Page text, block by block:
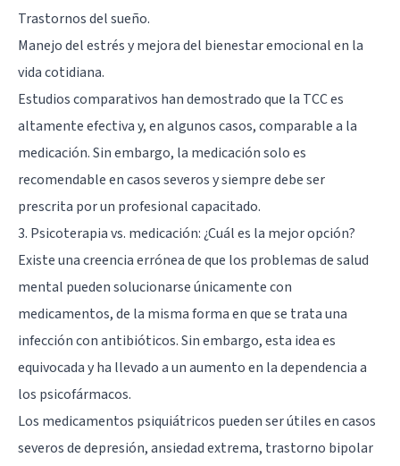
Trastornos del sueño.
Manejo del estrés y mejora del bienestar emocional en la
vida cotidiana.
Estudios comparativos han demostrado que la TCC es
altamente efectiva y, en algunos casos, comparable a la
medicación. Sin embargo, la medicación solo es
recomendable en casos severos y siempre debe ser
prescrita por un profesional capacitado.
3. Psicoterapia vs. medicación: ¿Cuál es la mejor opción?
Existe una creencia errónea de que los problemas de salud
mental pueden solucionarse únicamente con
medicamentos, de la misma forma en que se trata una
infección con antibióticos. Sin embargo, esta idea es
equivocada y ha llevado a un aumento en la dependencia a
los psicofármacos.
Los medicamentos psiquiátricos pueden ser útiles en casos
severos de depresión, ansiedad extrema, trastorno bipolar